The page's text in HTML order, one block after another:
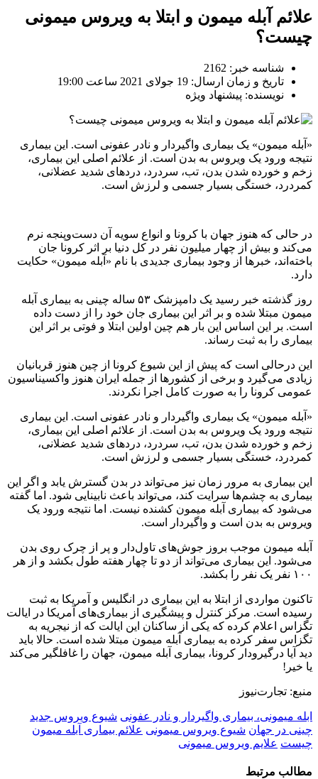
علائم آبله میمون و ابتلا به ویروس میمونی
چیست؟
شناسه خبر: 2162
تاریخ و زمان ارسال: 19 جولای 2021 ساعت 19:00
نویسنده: پیشنهاد ویژه
«آبله میمون» یک بیماری واگیردار و نادر عفونی است. این بیماری
نتیجه ورود یک ویروس به بدن است. از علائم اصلی این بیماری،
زخم و خورده شدن بدن، تب، سردرد، دردهای شدید عضلانی،
کمردرد، خستگی بسیار جسمی و لرزش است.
در حالی که هنوز جهان با کرونا و انواع سویه آن دست‌و‌پنجه نرم
می‌کند و بیش از چهار میلیون نفر در کل دنیا بر اثر کرونا جان
باخته‌اند، خبرها از وجود بیماری جدیدی با نام «آبله میمون» حکایت
دارد.
روز گذشته خبر رسید یک دامپزشک ۵۳ ساله چینی به بیماری آبله
میمون مبتلا شده و بر اثر این بیماری جان خود را از دست داده
است. بر این اساس این بار هم چین اولین ابتلا و فوتی بر اثر این
بیماری را به ثبت رساند.
این درحالی است که پیش از این شیوع کرونا از چین هنوز قربانیان
زیادی می‌گیرد و برخی از کشورها از جمله ایران هنوز واکسیناسیون
عمومی کرونا را به صورت کامل اجرا نکردند.
«آبله میمون» یک بیماری واگیردار و نادر عفونی است. این بیماری
نتیجه ورود یک ویروس به بدن است. از علائم اصلی این بیماری،
زخم و خورده شدن بدن، تب، سردرد، دردهای شدید عضلانی،
کمردرد، خستگی بسیار جسمی و لرزش است.
این بیماری به مرور زمان نیز می‌تواند در بدن گسترش یابد و اگر این
بیماری به چشم‌ها سرایت کند، می‌تواند باعث نابینایی شود. اما گفته
می‌شود که بیماری آبله میمون کشنده نیست. اما نتیجه ورود یک
ویروس به بدن است و واگیردار است.
آبله میمون موجب بروز جوش‌های تاول‌دار و پر از چرک روی بدن
می‌شود. این بیماری می‌تواند از دو تا چهار هفته طول بکشد و از هر
۱۰۰ نفر یک نفر را بکشد.
تاکنون مواردی از ابتلا به این بیماری در انگلیس و آمریکا به ثبت
رسیده است. مرکز کنترل و پیشگیری از بیماری‌های آمریکا در ایالت
تگزاس اعلام کرده که یکی از ساکنان این ایالت که از نیجریه به
تگزاس سفر کرده به بیماری آبله میمون مبتلا شده است. حالا باید
دید آیا درگیرودار کرونا، بیماری آبله میمون، جهان را غافلگیر می‌کند
یا خیر!
منبع: تجارت‌نیوز
ابله میمونی، بیماری واگیردار و نادر عفونی شیوع ویروس جدید
چینی در جهان شیوع ویروس میمونی علائم بیماری آبله میمون
چیست علایم ویروس میمونی
مطالب مرتبط